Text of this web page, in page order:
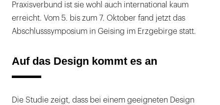
Praxisverbund ist sie wohl auch international kaum
erreicht. Vom 5. bis zum 7. Oktober fand jetzt das
Abschlusssymposium in Geising im Erzgebirge statt.
Auf das Design kommt es an
Die Studie zeigt, dass bei einem geeigneten Design